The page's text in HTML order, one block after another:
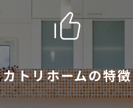
カトリホームの特徴